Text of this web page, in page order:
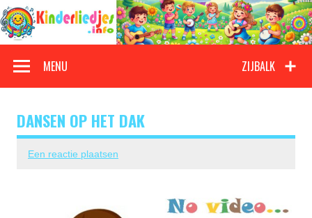
Doorgaan
naar
inhoud
Kinderliedjes
ZIJBALK
MENU
DANSEN OP HET DAK
Een reactie plaatsen